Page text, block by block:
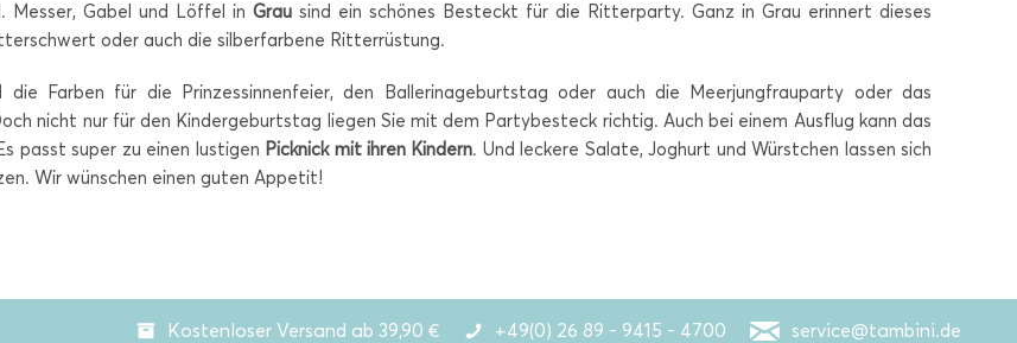
Gabel und Löffel in Grau sind ein schönes Besteckt für die Ritterparty. Ganz in Grau erinnert dieses
oder auch die silberfarbene Ritterrüstung.
Farben für die Prinzessinnenfeier, den Ballerinageburtstag oder auch die Meerjungfrauparty oder das
nicht nur für den Kindergeburtstag liegen Sie mit dem Partybesteck richtig. Auch bei einem Ausflug kann das
passt super zu einen lustigen Picknick mit ihren Kindern. Und leckere Salate, Joghurt und Würstchen lassen sich
Wir wünschen einen guten Appetit!
Kostenloser Versand ab 39,90 € +49(0) 26 89 - 9415 - 4700 service@tambini.de